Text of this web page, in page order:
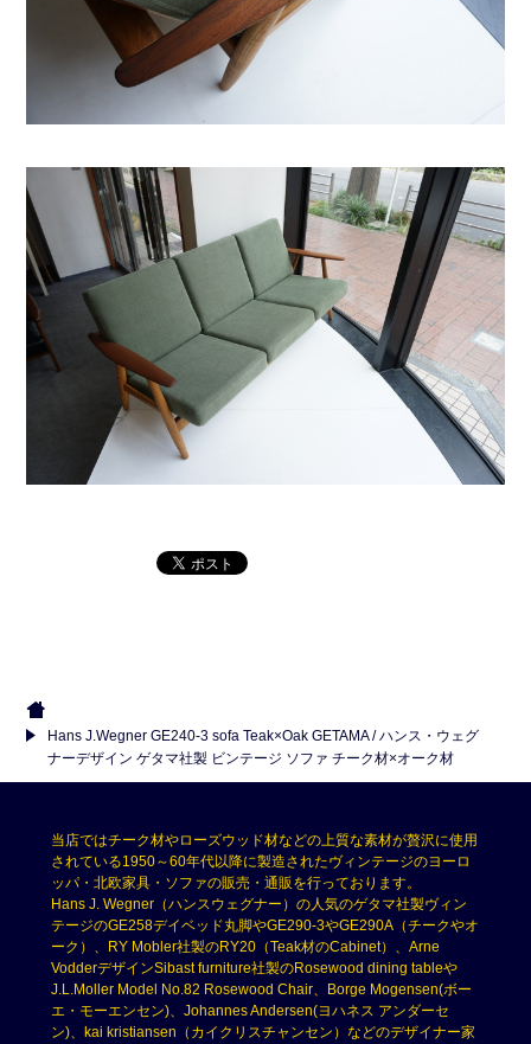
Hans J.Wegner GE240-3 sofa Teak×Oak GETAMA / ハンス・ウェグ
ナーデザイン ゲタマ社製 ビンテージ ソファ チーク材×オーク材
当店ではチーク材やローズウッド材などの上質な素材が贅沢に使用
されている1950～60年代以降に製造されたヴィンテージのヨーロ
ッパ・北欧家具・ソファの販売・通販を行っております。
Hans J. Wegner（ハンスウェグナー）の人気のゲタマ社製ヴィン
テージのGE258デイベッド丸脚やGE290-3やGE290A（チークやオ
ーク）、RY Mobler社製のRY20（Teak材のCabinet）、Arne
VodderデザインSibast furniture社製のRosewood dining tableや
J.L.Moller Model No.82 Rosewood Chair、Borge Mogensen(ボー
エ・モーエンセン)、Johannes Andersen(ヨハネス アンダーセ
ン)、kai kristiansen（カイクリスチャンセン）などのデザイナー家